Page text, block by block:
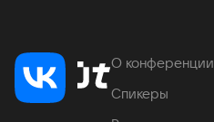
О конференции
Спикеры